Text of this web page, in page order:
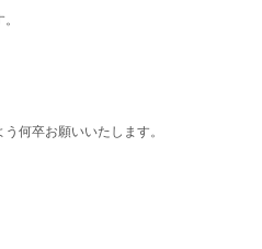
何卒お願いいたします。